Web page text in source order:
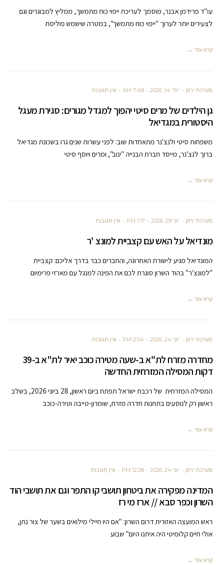
עו"ד פרידמן אבנר, מוסמך לעריכת ייפוי כוח מתמשך, ממליץ למבוגרים וגם
לצעירים יותר לערוך "ייפוי כוח מתמשך", במטרה שישמש פוליסת
קרא עוד ←
מערכת ירוק יולי 14, 2026 7:48 AM אין תגובות
גן הילדים של מרים סיטי יהפוך למגדל מגורים: סגירת מעגל
היסטורית במגדיאל
משפחות סיטי ולנצ'נר מתאחדות שוב: לפני עשרות שנים גרו בשכונת מגדיאל
ברוך לנצ'נר, מייסד חברת הבנייה "ינוב", ומרים ויוסף סיטי
קרא עוד ←
מערכת ירוק יוני 29, 2026 1:17 PM אין תגובות
מונדיאל על האש עם קצביית למונצ 'ר
המונדיאל מגיע לישורת האחרונה, והחברים כבר בדרך אליכם: קצביית
"למונצ'ר" בהוד השרון סוגרת לכם את הפינה למנגל עם מארזי פרימיום
קרא עוד ←
מערכת ירוק יוני 24, 2026 2:04 PM אין תגובות
מחדרה מזרח לת"א ב-שעה מטירה כוכב יאיר לת"א ב-39
דקות המסילה המזרחית החדשה
המסילה המזרחית של רכבת ישראל תפתח ביום ראשון, 28 ביוני 2026, בשלב
ראשון רק לנוסעים בתחנות חדרה מזרח, שומרון-טייבה וטירה-כוכב
קרא עוד ←
מערכת ירוק יוני 24, 2026 12:28 PM אין תגובות
המדינה מפקירה את ביטחון תושבי קו התפר וגם את תושבי הוד
השרון וכפר סבא // ארז מי רז
ראש המועצה האזורית דרום השרון: "אם היו חיילי מילואים בשער של צור נתן,
אולי חיים קלומיטי היה איתנו היום" שבוע
קרא עוד ←